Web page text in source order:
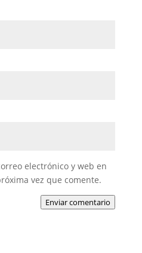
electrónico y web en
vez que comente.
Enviar comentario